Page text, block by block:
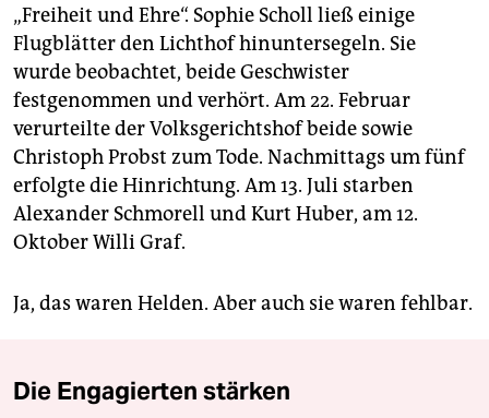
„Freiheit und Ehre“. Sophie Scholl ließ einige
Flugblätter den Lichthof hinuntersegeln. Sie
wurde beobachtet, beide Geschwister
festgenommen und verhört. Am 22. Februar
verurteilte der Volksgerichtshof beide sowie
Christoph Probst zum Tode. Nachmittags um fünf
erfolgte die Hinrichtung. Am 13. Juli starben
Alexander Schmorell und Kurt Huber, am 12.
Oktober Willi Graf.
Ja, das waren Helden. Aber auch sie waren fehlbar.
Die Engagierten stärken